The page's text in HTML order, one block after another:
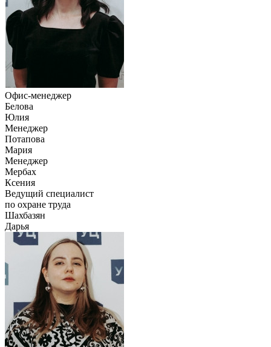
Офис-менеджер
Белова
Юлия
Менеджер
Потапова
Мария
Менеджер
Мербах
Ксения
Ведущий специалист
по охране труда
Шахбазян
Дарья